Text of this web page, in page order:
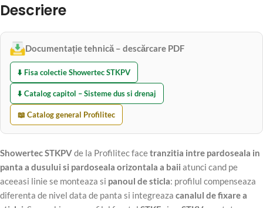
Descriere
Documentație tehnică – descărcare PDF
⬇️ Fisa colectie Showertec STKPV
⬇️ Catalog capitol – Sisteme dus si drenaj
📖 Catalog general Profilitec
Showertec STKPVde la Profilitec facetranzitia intre pardoseala in
panta a dusului si pardoseala orizontala a baii atunci cand pe
aceeasi linie se monteaza si panoul de sticla: profilul compenseaza
diferenta de nivel data de panta si integreaza canalul de fixare a